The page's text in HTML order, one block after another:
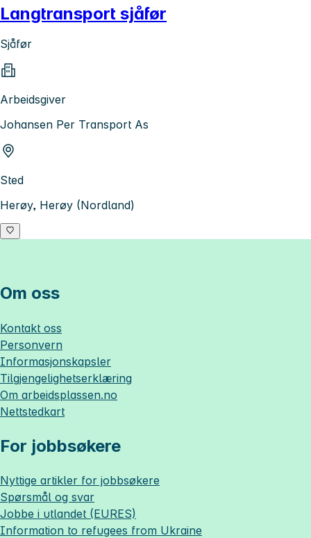
Langtransport sjåfør
Sjåfør
Arbeidsgiver
Johansen Per Transport As
Sted
Herøy, Herøy (Nordland)
Om oss
Kontakt oss
Personvern
Informasjonskapsler
Tilgjengelighetserklæring
Om arbeidsplassen.no
Nettstedkart
For jobbsøkere
Nyttige artikler for jobbsøkere
Spørsmål og svar
Jobbe i utlandet (EURES)
Information to refugees from Ukraine